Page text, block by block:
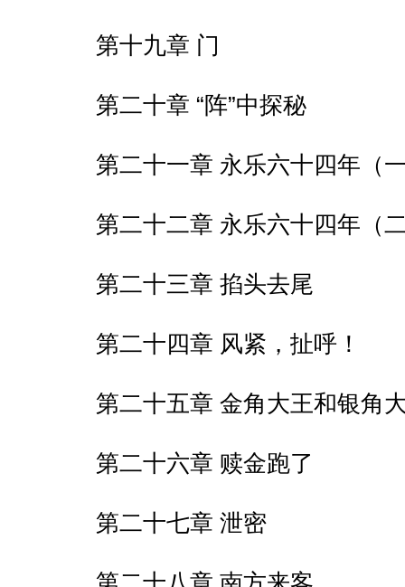
第十九章 门
第二十章 “阵”中探秘
第二十一章 永乐六十四年（
第二十二章 永乐六十四年（
第二十三章 掐头去尾
第二十四章 风紧，扯呼！
第二十五章 金角大王和银角
第二十六章 赎金跑了
第二十七章 泄密